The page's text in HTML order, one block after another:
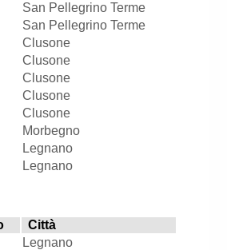
San Pellegrino Terme
San Pellegrino Terme
Clusone
Clusone
Clusone
Clusone
Clusone
Morbegno
Legnano
Legnano
Città
Legnano